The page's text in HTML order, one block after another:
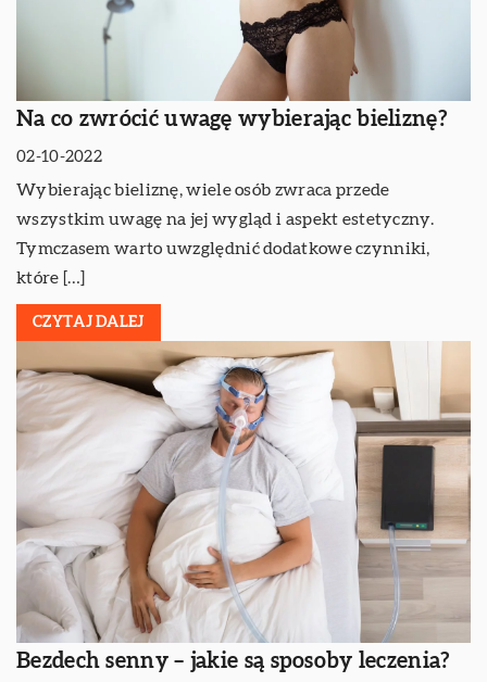
Na co zwrócić uwagę wybierając bieliznę?
02-10-2022
Wybierając bieliznę, wiele osób zwraca przede
wszystkim uwagę na jej wygląd i aspekt estetyczny.
Tymczasem warto uwzględnić dodatkowe czynniki,
które […]
CZYTAJ DALEJ
Bezdech senny – jakie są sposoby leczenia?